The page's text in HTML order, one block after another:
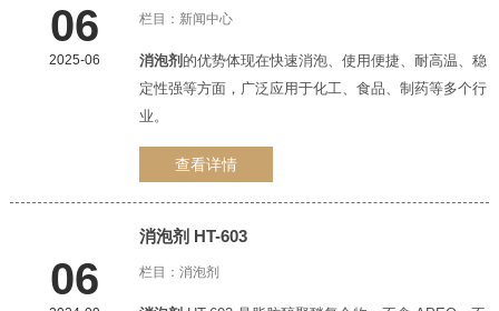
06
2025-06
栏目： 新闻中心
消泡剂 的优势体现在快速消泡、使用便捷、耐高温、稳
定性强等方面，广泛应用于化工、食品、制药等多个行
业。
查看详情
06
消泡剂 HT-603
栏目： 消泡剂